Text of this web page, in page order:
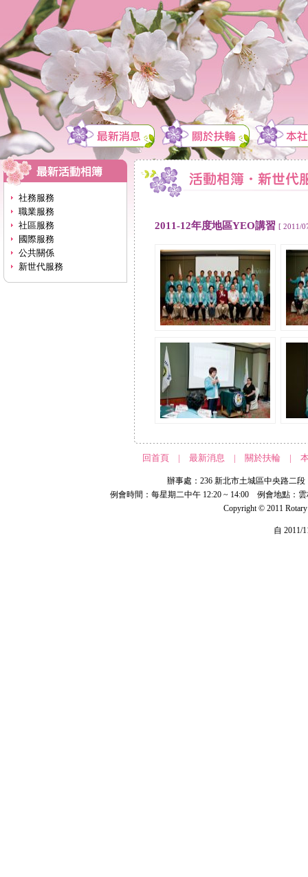
社務服務
職業服務
社區服務
國際服務
公共關係
新世代服務
2011-12年度地區YEO講習 [ 2011/
回首頁 | 最新消息 | 關於扶輪 |
辦事處：236 新北市土城區中央路二
例會時間：每星期二中午 12:20 ~ 14:00 例會地點：
Copyright © 2011
自 2011/